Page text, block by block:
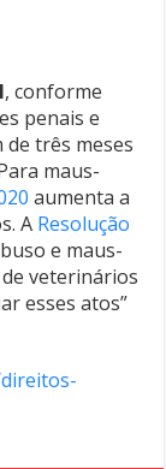
, conforme
penais e
três meses
maus-
aumenta a
A Resolução
e maus-
veterinários
esses atos”